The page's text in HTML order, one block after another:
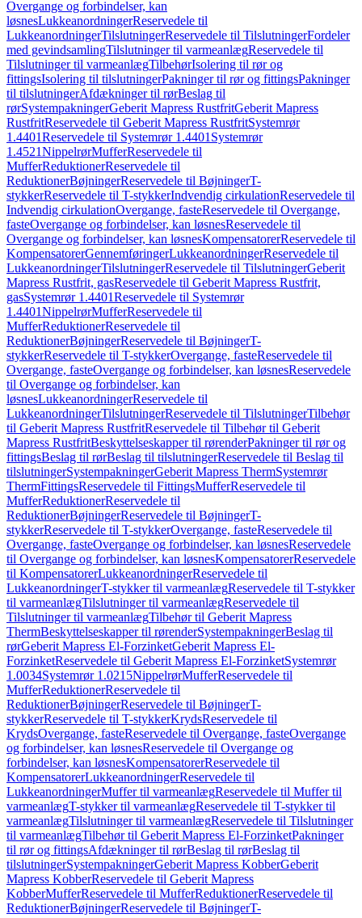
Overgange og forbindelser, kan
løsnesLukkeanordningerReservedele til
LukkeanordningerTilslutningerReservedele til TilslutningerFordeler
med gevindsamlingTilslutninger til varmeanlægReservedele til
Tilslutninger til varmeanlægTilbehørIsolering til rør og
fittingsIsolering til tilslutningerPakninger til rør og fittingsPakninger
til tilslutningerAfdækninger til rørBeslag til
rørSystempakningerGeberit Mapress RustfritGeberit Mapress
RustfritReservedele til Geberit Mapress RustfritSystemrør
1.4401Reservedele til Systemrør 1.4401 Systemrør
1.4521NippelrørMufferReservedele til
MufferReduktionerReservedele til
ReduktionerBøjningerReservedele til BøjningerT-
stykkerReservedele til T-stykkerIndvendig cirkulationReservedele til
Indvendig cirkulationOvergange, fasteReservedele til Overgange,
fasteOvergange og forbindelser, kan løsnesReservedele til
Overgange og forbindelser, kan løsnesKompensatorerReservedele til
KompensatorerGennemføringerLukkeanordningerReservedele til
LukkeanordningerTilslutningerReservedele til TilslutningerGeberit
Mapress Rustfrit, gasReservedele til Geberit Mapress Rustfrit,
gasSystemrør 1.4401Reservedele til Systemrør
1.4401NippelrørMufferReservedele til
MufferReduktionerReservedele til
ReduktionerBøjningerReservedele til BøjningerT-
stykkerReservedele til T-stykkerOvergange, fasteReservedele til
Overgange, fasteOvergange og forbindelser, kan løsnesReservedele
til Overgange og forbindelser, kan
løsnesLukkeanordningerReservedele til
LukkeanordningerTilslutningerReservedele til TilslutningerTilbehør
til Geberit Mapress RustfritReservedele til Tilbehør til Geberit
Mapress RustfritBeskyttelseskapper til rørenderPakninger til rør og
fittingsBeslag til rørBeslag til tilslutningerReservedele til Beslag til
tilslutningerSystempakningerGeberit Mapress ThermSystemrør
ThermFittingsReservedele til FittingsMufferReservedele til
MufferReduktionerReservedele til
ReduktionerBøjningerReservedele til BøjningerT-
stykkerReservedele til T-stykkerOvergange, fasteReservedele til
Overgange, fasteOvergange og forbindelser, kan løsnesReservedele
til Overgange og forbindelser, kan løsnesKompensatorerReservedele
til KompensatorerLukkeanordningerReservedele til
LukkeanordningerT-stykker til varmeanlægReservedele til T-stykker
til varmeanlægTilslutninger til varmeanlægReservedele til
Tilslutninger til varmeanlægTilbehør til Geberit Mapress
ThermBeskyttelseskapper til rørenderSystempakningerBeslag til
rørGeberit Mapress El-ForzinketGeberit Mapress El-
ForzinketReservedele til Geberit Mapress El-ForzinketSystemrør
1.0034Systemrør 1.0215NippelrørMufferReservedele til
MufferReduktionerReservedele til
ReduktionerBøjningerReservedele til BøjningerT-
stykkerReservedele til T-stykkerKrydsReservedele til
KrydsOvergange, fasteReservedele til Overgange, fasteOvergange
og forbindelser, kan løsnesReservedele til Overgange og
forbindelser, kan løsnesKompensatorerReservedele til
KompensatorerLukkeanordningerReservedele til
LukkeanordningerMuffer til varmeanlægReservedele til Muffer til
varmeanlægT-stykker til varmeanlægReservedele til T-stykker til
varmeanlægTilslutninger til varmeanlægReservedele til Tilslutninger
til varmeanlægTilbehør til Geberit Mapress El-ForzinketPakninger
til rør og fittingsAfdækninger til rørBeslag til rørBeslag til
tilslutningerSystempakningerGeberit Mapress KobberGeberit
Mapress KobberReservedele til Geberit Mapress
KobberMufferReservedele til MufferReduktionerReservedele til
ReduktionerBøjningerReservedele til BøjningerT-